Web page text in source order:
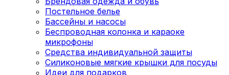
Постельное белье
Бассейны и насосы
Беспроводная колонка и караоке
микрофоны
Средства индивидуальной защиты
Силиконовые мягкие крышки для посуды
Идеи для подарков